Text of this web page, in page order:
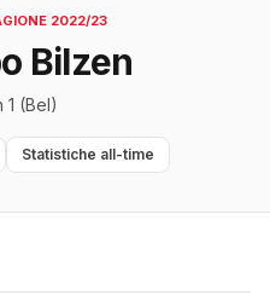
2022/23
Bilzen
1 (Bel)
Statistiche all-time